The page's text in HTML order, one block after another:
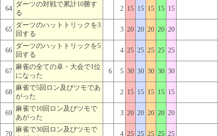
64
ダーツの対戦で累計10勝す
る
2 15 15 15 15 15
65
ダーツのハットトリックを3
回する
3 20 20 20 20 20
66
ダーツのハットトリックを5
回する
4 25 25 25 25 25
67
麻雀の全ての卓・大会で1位
になった
6 5 30 30 30 30 30
68
麻雀で5回ロン及びツモであ
がった
2 15 15 15 15 15
69
麻雀で10回ロン及びツモで
あがった
3 20 20 20 20 20
70
麻雀で30回ロン及びツモで
4 25 25 25 25 25